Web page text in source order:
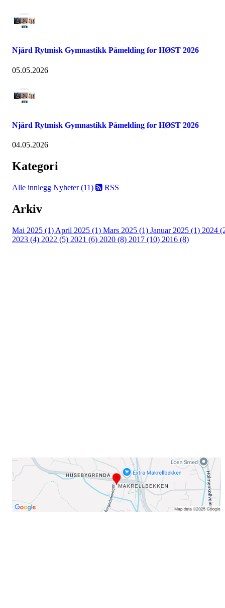
Njård Rytmisk Gymnastikk Påmelding for HØST 2026
05.05.2026
Njård Rytmisk Gymnastikk Påmelding for HØST 2026
04.05.2026
Kategori
Alle innlegg Nyheter (11) RSS
Arkiv
Mai 2025 (1) April 2025 (1) Mars 2025 (1) Januar 2025 (1) 2024
2023 (4) 2022 (5) 2021 (6) 2020 (8) 2017 (10) 2016 (8)